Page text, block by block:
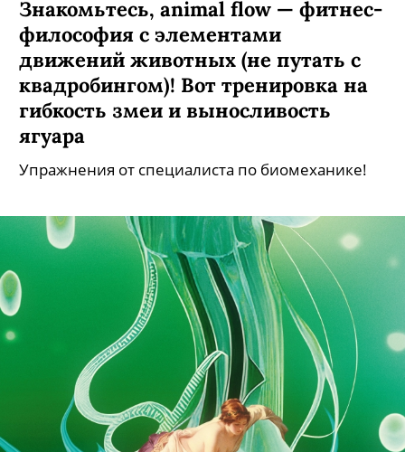
Знакомьтесь, animal flow — фитнес-
философия с элементами
движений животных (не путать с
квадробингом)! Вот тренировка на
гибкость змеи и выносливость
ягуара
Упражнения от специалиста по биомеханике!